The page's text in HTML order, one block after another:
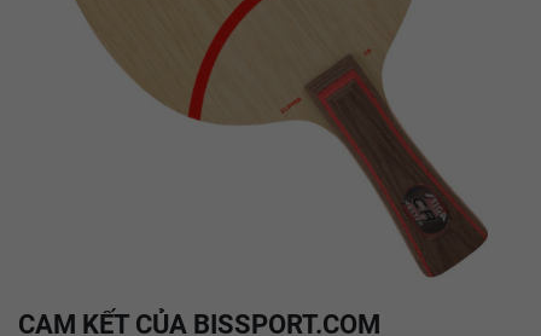
CAM KẾT CỦA BISSPORT.COM